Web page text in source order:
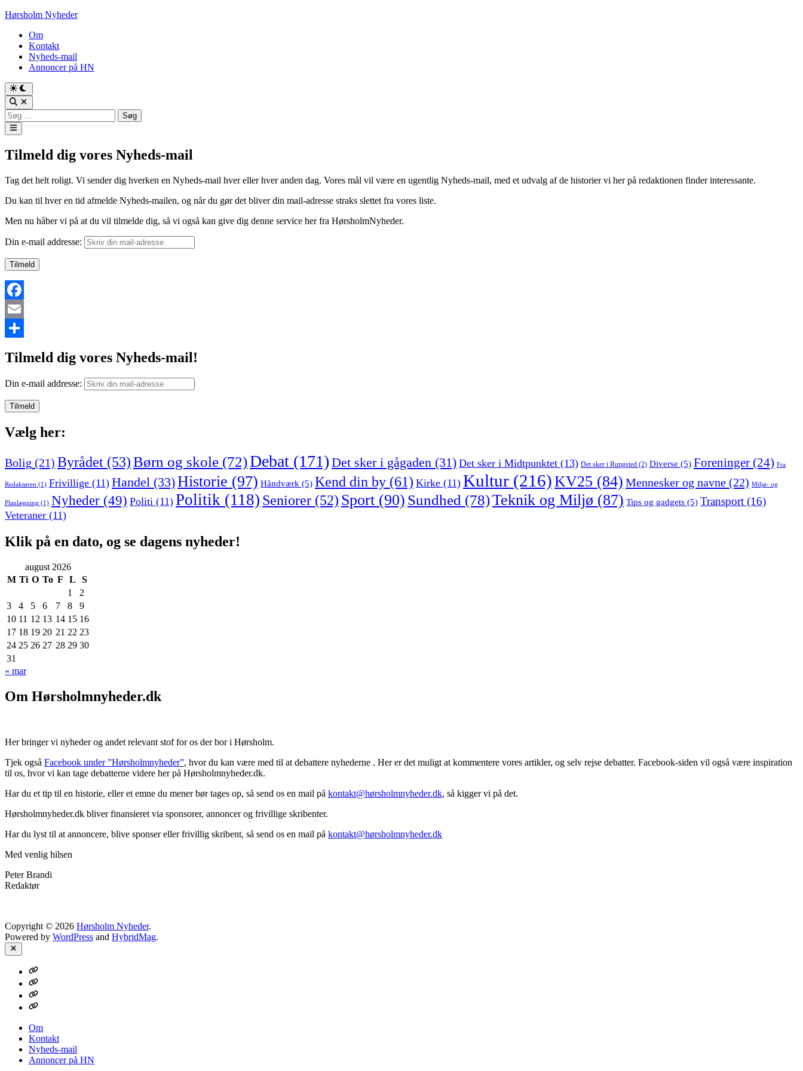
Skip
content
Hørsholm Nyheder
Om
Kontakt
Nyheds-mail
Annoncer på HN
Søg
efter:
Main
Menu
Tilmeld dig vores Nyheds-mail
Tag det helt roligt. Vi sender dig hverken en Nyheds-mail hver eller hver anden dag. Vores mål vil være en ugentlig Nyheds-mail, med et udvalg af de historier vi her på redaktionen finder interessante.
Du kan til hver en tid afmelde Nyheds-mailen, og når du gør det bliver din mail-adresse straks slettet fra vores liste.
Men nu håber vi på at du vil tilmelde dig, så vi også kan give dig denne service her fra HørsholmNyheder.
Din e-mail addresse:
Facebook
Email
Tilmeld dig vores Nyheds-mail!
Din e-mail addresse:
Vælg her:
Bolig (21) Byrådet (53)Børn og skole (72)Debat (171) Det sker i gågaden (31) Det sker i Midtpunktet (13) Det sker i Rungsted (2) Diverse (5) Foreninger (24) Fra
Redaktøren (1) Frivillige (11) Handel (33)Historie (97) Håndværk (5) Kend din by (61) Kirke (11) Kultur (216)KV25 (84) Mennesker og navne (22) Miljø- og
Planlægning (1) Nyheder (49) Politi (11) Politik (118) Seniorer (52) Sport (90) Sundhed (78)Teknik og Miljø (87) Tips og gadgets (5) Transport (16)
Veteraner (11)
Klik på en dato, og se dagens nyheder!
august 2026
M Ti O To F L
S
1
2
3
4 5 6 7 8
9
10 11 12 13 14 15 16
17 18 19 20 21 22 23
24 25 26 27 28 29 30
31
« mar
Om Hørsholmnyheder.dk
Her bringer vi nyheder og andet relevant stof for os der bor i Hørsholm.
Tjek også Facebook under ”Hørsholmnyheder”, hvor du kan være med til at debattere nyhederne . Her er det muligt at kommentere vores artikler, og selv rejse debatter. Facebook-siden vil også være inspiration
til os, hvor vi kan tage debatterne videre her på Hørsholmnyheder.dk.
Har du et tip til en historie, eller et emne du mener bør tages op, så send os en mail på kontakt@hørsholmnyheder.dk, så kigger vi på det.
Hørsholmnyheder.dk bliver finansieret via sponsorer, annoncer og frivillige skribenter.
Har du lyst til at annoncere, blive sponser eller frivillig skribent, så send os en mail på kontakt@hørsholmnyheder.dk
Med venlig hilsen
Peter Brandi
Redaktør
Copyright © 2026 Hørsholm Nyheder.
Powered by WordPress and HybridMag.
Close
Om
Kontakt
Nyheds-
mail
Annoncer
HN
Om
Kontakt
Nyheds-mail
Annoncer på HN